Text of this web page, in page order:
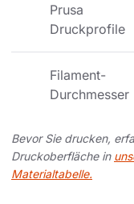
Prusa
Druckprofile
Filament-
Durchmesser
Bevor Sie drucken,
Druckoberfläche in
Materialtabelle.